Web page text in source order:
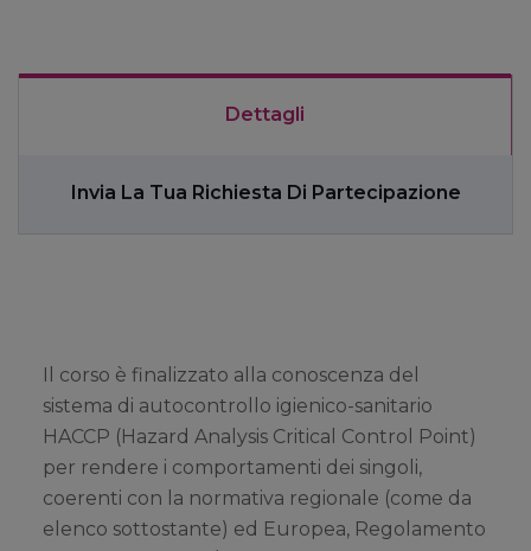
Dettagli
Invia La Tua Richiesta Di Partecipazione
Il corso è finalizzato alla conoscenza del
sistema di autocontrollo igienico-sanitario
HACCP (Hazard Analysis Critical Control Point)
per rendere i comportamenti dei singoli,
coerenti con la normativa regionale (come da
elenco sottostante) ed Europea, Regolamento